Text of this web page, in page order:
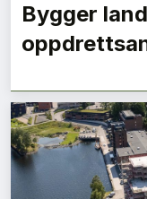
Bygger